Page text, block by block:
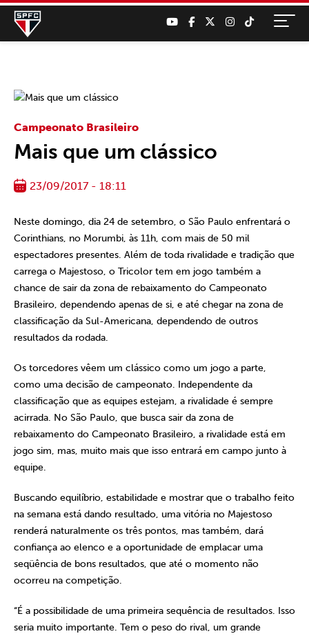
Campeonato Brasileiro
Mais que um clássico
23/09/2017 - 18:11
Neste domingo, dia 24 de setembro, o São Paulo enfrentará o
Corinthians, no Morumbi, às 11h, com mais de 50 mil
espectadores presentes. Além de toda rivalidade e tradição que
carrega o Majestoso, o Tricolor tem em jogo também a
chance de sair da zona de rebaixamento do Campeonato
Brasileiro, dependendo apenas de si, e até chegar na zona de
classificação da Sul-Americana, dependendo de outros
resultados da rodada.
Os torcedores vêem um clássico como um jogo a parte,
como uma decisão de campeonato. Independente da
classificação que as equipes estejam, a rivalidade é sempre
acirrada. No São Paulo, que busca sair da zona de
rebaixamento do Campeonato Brasileiro, a rivalidade está em
jogo sim, mas, muito mais que isso entrará em campo junto à
equipe.
Buscando equilíbrio, estabilidade e mostrar que o trabalho feito
na semana está dando resultado, uma vitória no Majestoso
renderá naturalmente os três pontos, mas também, dará
confiança ao elenco e a oportunidade de emplacar uma
seqüência de bons resultados, que até o momento não
ocorreu na competição.
“É a possibilidade de uma primeira sequência de resultados. Isso
seria muito importante. Tem o peso do rival, um grande